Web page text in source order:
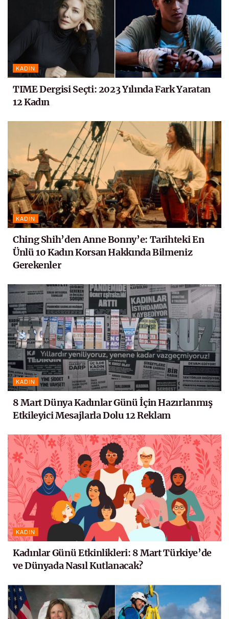
KADIN
TIME Dergisi Seçti: 2023 Yılında Fark Yaratan
12 Kadın
KADIN
Ching Shih’den Anne Bonny’e: Tarihteki En
Ünlü 10 Kadın Korsan Hakkında Bilmeniz
Gerekenler
KADIN
8 Mart Dünya Kadınlar Günü İçin Hazırlanmış
Etkileyici Mesajlarla Dolu 12 Reklam
KADIN
Kadınlar Günü Etkinlikleri: 8 Mart Türkiye’de
ve Dünyada Nasıl Kutlanacak?